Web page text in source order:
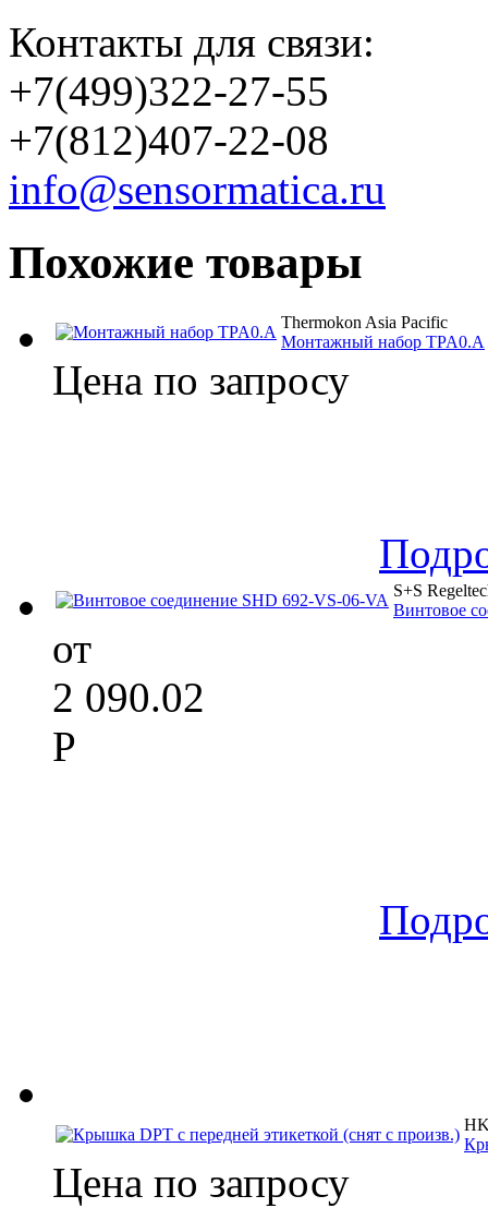
Контакты для связи:
+7(499)322-27-55
+7(812)407-22-08
info@sensormatica.ru
Похожие товары
Thermokon Asia Pacific
Монтажный набор TPA0.A
Цена по запросу
S+S
Винтовое
от
2 090.02
Р
Цена по запросу